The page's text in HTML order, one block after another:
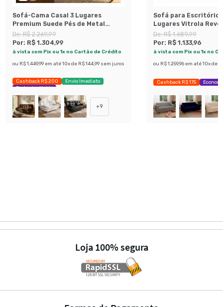
Sofá-Cama Casal 3 Lugares
Premium Suede Pés de Metal
Preto
De:R$ 2.269,99
Por: R$ 1.304,99
à vista com Pix ou 1x no Cartão de Crédito
ou R$ 1.449,99 em até 10x de R$ 144,99 sem juros
Cashback R$ 200
Envio Imediato
Exclusivo Mobly
+9
Sofá para Escritório
Lugares Vitrola
Sintético Café
De:R$ 1.689,99
Por: R$ 1.133,96
à vista com Pix ou 1x no
ou R$ 1.259,96 em até 10x de
Cashback R$ 175